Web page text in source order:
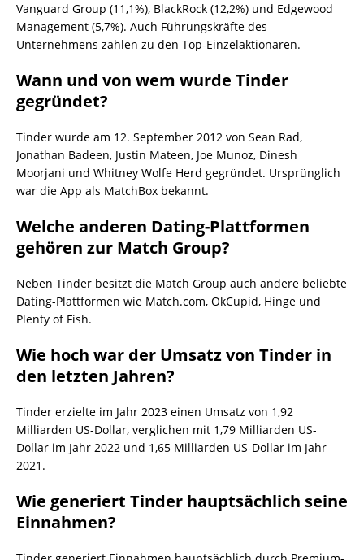
Vanguard Group (11,1%), BlackRock (12,2%) und Edgewood
Management (5,7%). Auch Führungskräfte des
Unternehmens zählen zu den Top-Einzelaktionären.
Wann und von wem wurde Tinder
gegründet?
Tinder wurde am 12. September 2012 von Sean Rad,
Jonathan Badeen, Justin Mateen, Joe Munoz, Dinesh
Moorjani und Whitney Wolfe Herd gegründet. Ursprünglich
war die App als MatchBox bekannt.
Welche anderen Dating-Plattformen
gehören zur Match Group?
Neben Tinder besitzt die Match Group auch andere beliebte
Dating-Plattformen wie Match.com, OkCupid, Hinge und
Plenty of Fish.
Wie hoch war der Umsatz von Tinder in
den letzten Jahren?
Tinder erzielte im Jahr 2023 einen Umsatz von 1,92
Milliarden US-Dollar, verglichen mit 1,79 Milliarden US-
Dollar im Jahr 2022 und 1,65 Milliarden US-Dollar im Jahr
2021.
Wie generiert Tinder hauptsächlich seine
Einnahmen?